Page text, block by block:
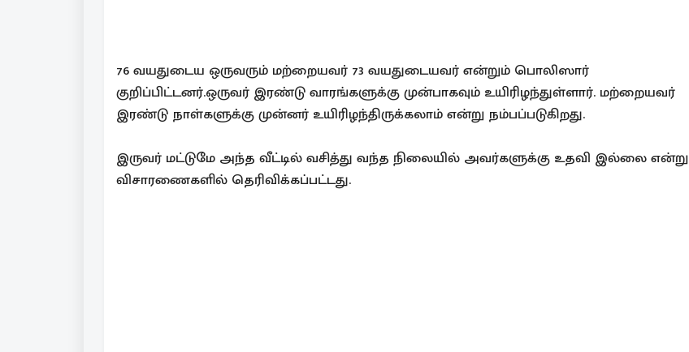
76 வயதுடைய ஒருவரும் மற்றையவர் 73 வயதுடையவர் என்றும் பொலிஸார்
குறிப்பிட்டனர்.ஒருவர் இரண்டு வாரங்களுக்கு முன்பாகவும் உயிரிழந்துள்ளார். மற்றையவர்
இரண்டு நாள்களுக்கு முன்னர் உயிரிழந்திருக்கலாம் என்று நம்பப்படுகிறது.
இருவர் மட்டுமே அந்த வீட்டில் வசித்து வந்த நிலையில் அவர்களுக்கு உதவி இல்லை என்று
விசாரணைகளில் தெரிவிக்கப்பட்டது.